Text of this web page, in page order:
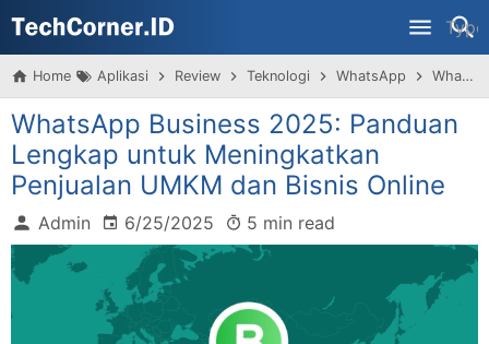
Home Aplikasi Review Teknologi WhatsApp WhatsApp Business 2025: Panduan Lengkap untuk Meningkatkan Penjualan UMKM dan Bisnis Online
WhatsApp Business 2025: Panduan
Lengkap untuk Meningkatkan
Penjualan UMKM dan Bisnis Online
Admin 6/25/2025 5 min read